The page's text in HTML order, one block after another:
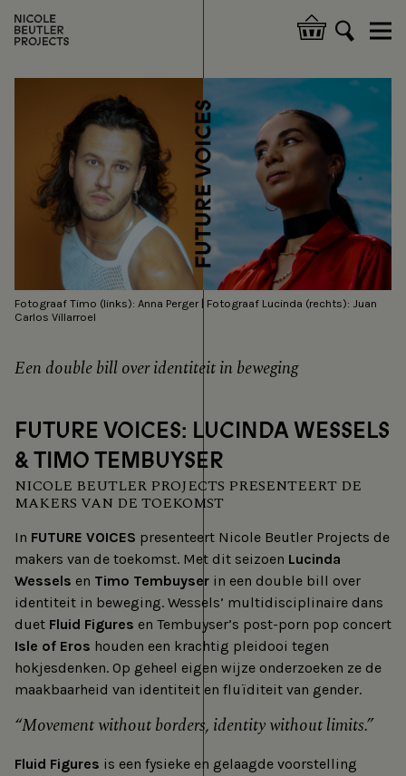
en
naar
inhoud
Hoofdnavigatie
Een double bill over identiteit in beweging
Fotograaf Timo (links): Anna Perger | Fotograaf Lucinda (rechts): Juan
Carlos Villarroel
FUTURE VOICES: LUCINDA WESSELS
& TIMO TEMBUYSER
NICOLE BEUTLER PROJECTS PRESENTEERT DE
MAKERS VAN DE TOEKOMST
In FUTURE VOICES presenteert Nicole Beutler Projects de
makers van de toekomst. Met dit seizoen Lucinda
Wessels en Timo Tembuyser in een double bill over
identiteit in beweging. Wessels’ multidisciplinaire dans
duet Fluid Figures en Tembuyser’s post-porn pop concert
Isle of Eros houden een krachtig pleidooi tegen
hokjesdenken. Op geheel eigen wijze onderzoeken ze de
maakbaarheid van identiteit en fluïditeit van gender.
Movement without borders, identity without limits.
Fluid Figures is een fysieke en gelaagde voorstelling